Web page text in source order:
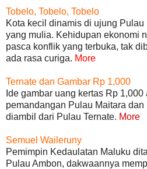
Tobelo, Tobelo, Tobelo
Kota kecil dinamis di ujung
yang mulia. Kehidupan ekonomi
pasca konflik yang terbuka, tak
ada rasa curiga. More
Ternate dan Gambar Rp 1,000
Ide gambar uang kertas Rp 1,000
pemandangan Pulau Maitara
diambil dari Pulau Ternate. More
Semuel Waileruny
Pemimpin Kedaulatan Maluku
Pulau Ambon, dakwaannya